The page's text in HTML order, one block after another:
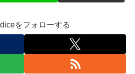
をフォローする